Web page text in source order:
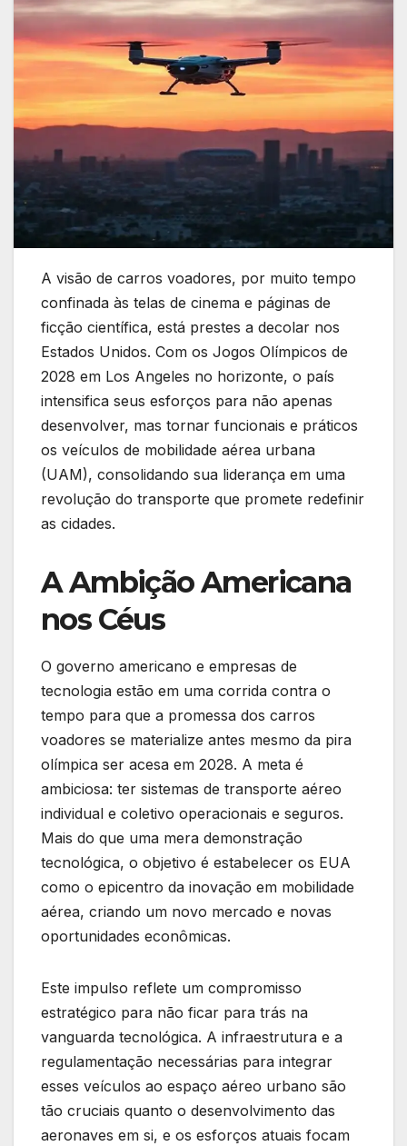
A visão de carros voadores, por muito tempo
confinada às telas de cinema e páginas de
ficção científica, está prestes a decolar nos
Estados Unidos. Com os Jogos Olímpicos de
2028 em Los Angeles no horizonte, o país
intensifica seus esforços para não apenas
desenvolver, mas tornar funcionais e práticos
os veículos de mobilidade aérea urbana
(UAM), consolidando sua liderança em uma
revolução do transporte que promete redefinir
as cidades.
A Ambição Americana
nos Céus
O governo americano e empresas de
tecnologia estão em uma corrida contra o
tempo para que a promessa dos carros
voadores se materialize antes mesmo da pira
olímpica ser acesa em 2028. A meta é
ambiciosa: ter sistemas de transporte aéreo
individual e coletivo operacionais e seguros.
Mais do que uma mera demonstração
tecnológica, o objetivo é estabelecer os EUA
como o epicentro da inovação em mobilidade
aérea, criando um novo mercado e novas
oportunidades econômicas.
Este impulso reflete um compromisso
estratégico para não ficar para trás na
vanguarda tecnológica. A infraestrutura e a
regulamentação necessárias para integrar
esses veículos ao espaço aéreo urbano são
tão cruciais quanto o desenvolvimento das
aeronaves em si, e os esforços atuais focam